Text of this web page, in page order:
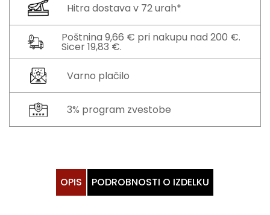
Hitra dostava v 72 urah*
Poštnina 9,66 € pri nakupu nad 200 €.
Sicer 19,83 €.
Varno plačilo
3% program zvestobe
OPIS PODROBNOSTI O IZDELKU